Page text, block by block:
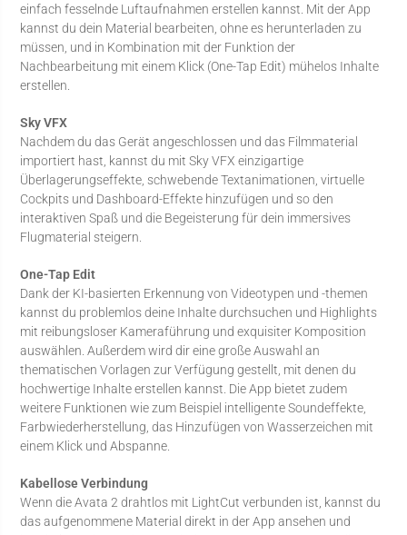
einfach fesselnde Luftaufnahmen erstellen kannst. Mit der App
kannst du dein Material bearbeiten, ohne es herunterladen zu
müssen, und in Kombination mit der Funktion der
‌Nachbearbeitung mit einem Klick (One-Tap Edit) mühelos Inhalte
erstellen.
Sky VFX
Nachdem du das Gerät angeschlossen und das Filmmaterial
importiert hast, kannst du mit Sky VFX einzigartige
Überlagerungseffekte, schwebende Textanimationen, virtuelle
Cockpits und Dashboard-Effekte hinzufügen und so den
interaktiven Spaß und die Begeisterung für dein immersives
Flugmaterial steigern.
One-Tap Edit
Dank der KI-basierten Erkennung von Videotypen und -themen
kannst du problemlos deine Inhalte durchsuchen und Highlights
mit reibungsloser Kameraführung und exquisiter Komposition
auswählen. Außerdem wird dir eine große Auswahl an
thematischen Vorlagen zur Verfügung gestellt, mit denen du
hochwertige Inhalte erstellen kannst. Die App bietet zudem
weitere Funktionen wie zum Beispiel intelligente Soundeffekte,
Farbwiederherstellung, das Hinzufügen von Wasserzeichen mit
einem Klick und Abspanne.
Kabellose Verbindung
Wenn die Avata 2 drahtlos mit LightCut verbunden ist, kannst du
das aufgenommene Material direkt in der App ansehen und